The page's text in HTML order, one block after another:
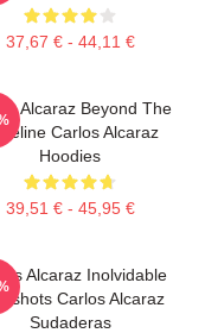
37,67 € - 44,11 €
Alcaraz Beyond The
Carlos Alcaraz
Hoodies
39,51 € - 45,95 €
Alcaraz Inolvidable
Carlos Alcaraz
Sudaderas